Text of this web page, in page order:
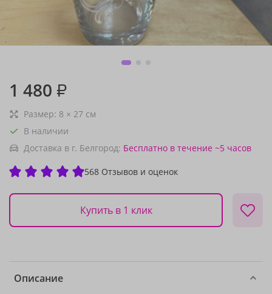
1 480 ₽
Размер: 8 × 27 см
В наличии
Доставка в г. Белгород: Бесплатно в течение ~5 часов
568 Отзывов и оценок
Купить в 1 клик
Описание